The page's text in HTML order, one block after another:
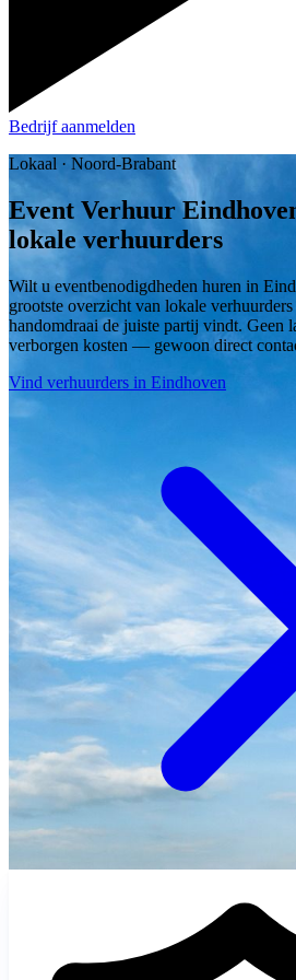
Bedrijf aanmelden
Lokaal · Noord-Brabant
Event Verhuur
lokale verhuurders
Wilt u eventbenodigdheden huren in
grootste overzicht van lokale
handomdraai de juiste partij vindt. Geen
verborgen kosten — gewoon direct
Vind verhuurders in Eindhoven